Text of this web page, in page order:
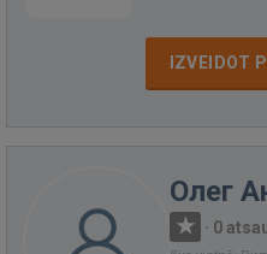
IZVEIDOT
Олег
· 0